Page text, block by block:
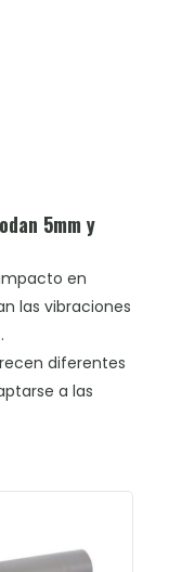
5mm y
en
las vibraciones
diferentes
a las